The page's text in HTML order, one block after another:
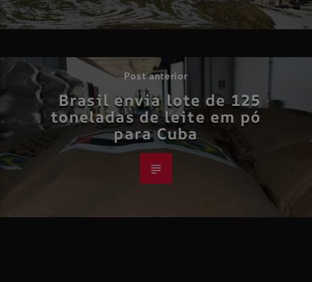
Post anterior
Brasil envia lote de 125
toneladas de leite em pó
para Cuba